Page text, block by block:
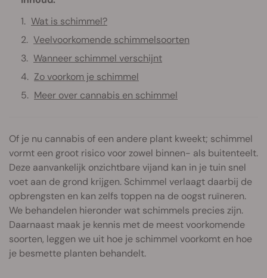
Wat is schimmel?
Veelvoorkomende schimmelsoorten
Wanneer schimmel verschijnt
Zo voorkom je schimmel
Meer over cannabis en schimmel
Of je nu cannabis of een andere plant kweekt; schimmel
vormt een groot risico voor zowel binnen- als buitenteelt.
Deze aanvankelijk onzichtbare vijand kan in je tuin snel
voet aan de grond krijgen. Schimmel verlaagt daarbij de
opbrengsten en kan zelfs toppen na de oogst ruïneren.
We behandelen hieronder wat schimmels precies zijn.
Daarnaast maak je kennis met de meest voorkomende
soorten, leggen we uit hoe je schimmel voorkomt en hoe
je besmette planten behandelt.